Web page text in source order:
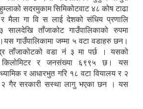
सदरमुकाम सिमिकोटवाट ४८ कोष टाढा
मैला गा वि स लाई देशको संधिय प्रणालि
ताँजाकोट गाउँपालिकाको रुपमा
गाउँपालिकामा जम्मा ५ वटा वडाहरु छन।
ताँजाकोटको वडा नं ३ मा पर्छ । यसको
किलोमिटर र जनसंख्या ६९९५ छ। यस
र आधारभुत गरि १८ वटा वियालय र २
२ गैर सरकारी सस्था लागु भएका छन । यस